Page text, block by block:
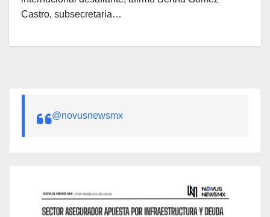
Castro, subsecretaria…
@novusnewsmx